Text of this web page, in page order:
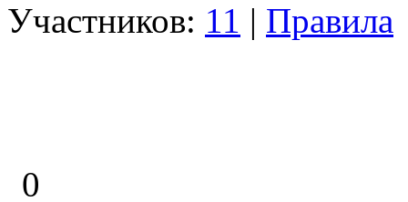
Участников: 11 | Правила
0